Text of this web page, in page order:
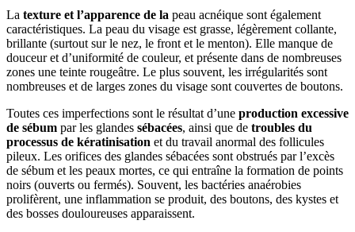
La texture et l’apparence de la peau acnéique sont également
caractéristiques. La peau du visage est grasse, légèrement collante,
brillante (surtout sur le nez, le front et le menton). Elle manque de
douceur et d’uniformité de couleur, et présente dans de nombreuses
zones une teinte rougeâtre. Le plus souvent, les irrégularités sont
nombreuses et de larges zones du visage sont couvertes de boutons.
Toutes ces imperfections sont le résultat d’une production excessive
de sébum par les glandes sébacées, ainsi que de troubles du
processus de kératinisation et du travail anormal des follicules
pileux. Les orifices des glandes sébacées sont obstrués par l’excès
de sébum et les peaux mortes, ce qui entraîne la formation de points
noirs (ouverts ou fermés). Souvent, les bactéries anaérobies
prolifèrent, une inflammation se produit, des boutons, des kystes et
des bosses douloureuses apparaissent.